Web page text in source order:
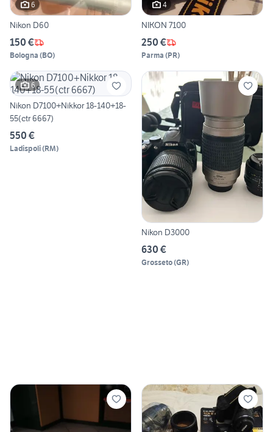
6
Nikon D60
150 €
Bologna (BO)
4
NIKON 7100
250 €
Parma (PR)
6
Nikon D7100+Nikkor 18-140+18-
55(ctr 6667)
550 €
Ladispoli(RM)
Nikon D3000
630 €
Grosseto(GR)